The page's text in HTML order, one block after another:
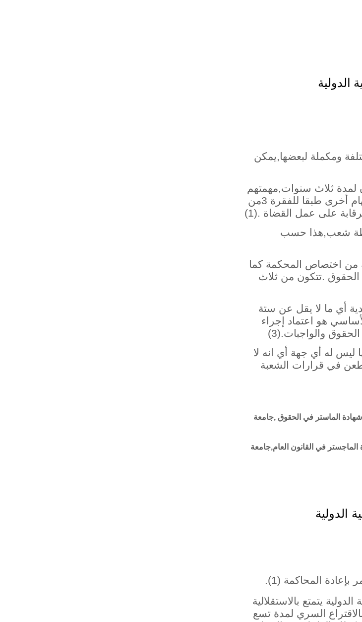
الدولية
ومكملة لبعضها,يمكن
لمدة ثلاث سنوات,مهمتهم
الإدارة السليمة للمحكمة باستثناء مكتب المدعي العام,لهم مهام أخرى طبقا للفقرة 3من
شعب,هذا حسب
من اختصاص المحكمة كما
الحقوق .تتكون من ثلاث
أي ما لا يقل عن ستة
حسب المادة 64من النظام الأساسي هو اعتماد إجراء
والواجبات.(3)
ليس له أي جهة أي انه لا
في قرارات الشعبة
شهادة الماستر في الحقوق ,جامعة
الماجستر في القانون العام,جامعة
الدولية
المحاكمة (1).
يتمتع بالاستقلالية
السري لمدة تسع